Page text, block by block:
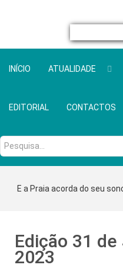
INÍCIO ATUALIDADE
EDITORIAL CONTACTOS
Pesquisa...
E a Praia acorda do seu
Edição 31
2023